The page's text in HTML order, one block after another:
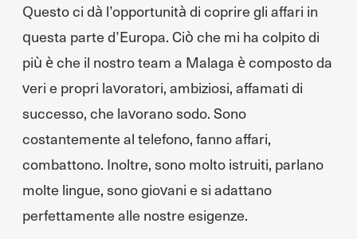
Questo ci dà l’opportunità di coprire gli affari in
questa parte d’Europa. Ciò che mi ha colpito di
più è che il nostro team a Malaga è composto da
veri e propri lavoratori, ambiziosi, affamati di
successo, che lavorano sodo. Sono
costantemente al telefono, fanno affari,
combattono. Inoltre, sono molto istruiti, parlano
molte lingue, sono giovani e si adattano
perfettamente alle nostre esigenze.